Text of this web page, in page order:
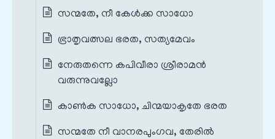
സന്മതേ, നീ കേൾക്ക സാധോ
ഭ്രാതൃവത്സല ഭരത, സത്യമേവം
നേരുതന്നെ കപിവീരാ ശ്രീരാമൻ
വരുന്നുവല്ലോ
കാൺക സാധോ, ചിന്മയാകൃതേ ഭരത
സന്മതേ നീ വാനരപുംഗവ, തേരിൽ